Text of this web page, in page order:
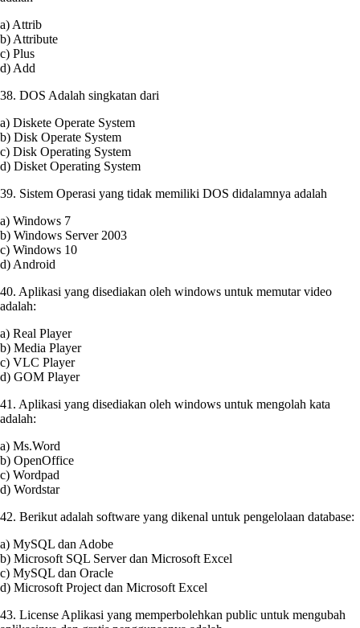
a) Attrib
b) Attribute
c) Plus
d) Add
38. DOS Adalah singkatan dari
a) Diskete Operate System
b) Disk Operate System
c) Disk Operating System
d) Disket Operating System
39. Sistem Operasi yang tidak memiliki DOS didalamnya adalah
a) Windows 7
b) Windows Server 2003
c) Windows 10
d) Android
40. Aplikasi yang disediakan oleh windows untuk memutar video
adalah:
a) Real Player
b) Media Player
c) VLC Player
d) GOM Player
41. Aplikasi yang disediakan oleh windows untuk mengolah kata
adalah:
a) Ms.Word
b) OpenOffice
c) Wordpad
d) Wordstar
42. Berikut adalah software yang dikenal untuk pengelolaan database:
a) MySQL dan Adobe
b) Microsoft SQL Server dan Microsoft Excel
c) MySQL dan Oracle
d) Microsoft Project dan Microsoft Excel
43. License Aplikasi yang memperbolehkan public untuk mengubah